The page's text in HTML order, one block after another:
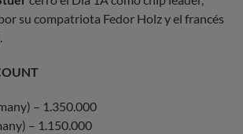
su compatriota Fedor Holz y el francés
– 1.350.000
– 1.150.000